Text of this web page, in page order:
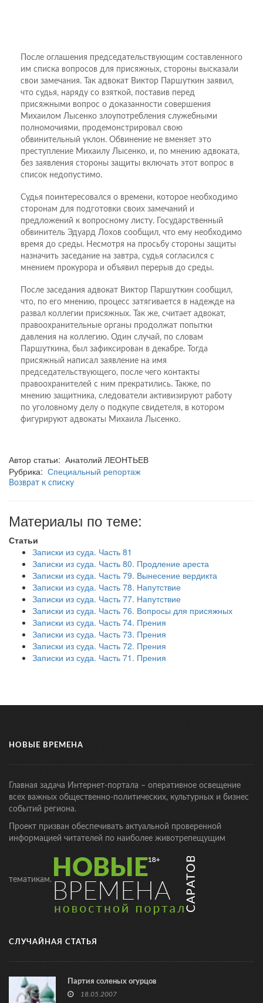
После оглашения председательствующим составленного
им списка вопросов для присяжных, стороны высказали
свои замечания. Так адвокат Виктор Паршуткин заявил,
что судья, наряду со взяткой, поставив перед
присяжными вопрос о доказанности совершения
Михаилом Лысенко злоупотребления служебными
полномочиями, продемонстрировал свою
обвинительный уклон. Обвинение не вменяет это
преступление Михаилу Лысенко, и, по мнению адвоката,
без заявления стороны защиты включать этот вопрос в
список недопустимо.
Судья поинтересовался о времени, которое необходимо
сторонам для подготовки своих замечаний и
предложений к вопросному листу. Государственный
обвинитель Эдуард Лохов сообщил, что ему необходимо
время до среды. Несмотря на просьбу стороны защиты
назначить заседание на завтра, судья согласился с
мнением прокурора и объявил перерыв до среды.
После заседания адвокат Виктор Паршуткин сообщил,
что, по его мнению, процесс затягивается в надежде на
развал коллегии присяжных. Так же, считает адвокат,
правоохранительные органы продолжат попытки
давления на коллегию. Один случай, по словам
Паршуткина, был зафиксирован в декабре. Тогда
присяжный написал заявление на имя
председательствующего, после чего контакты
правоохранителей с ним прекратились. Также, по
мнению защитника, следователи активизируют работу
по уголовному делу о подкупе свидетеля, в котором
фигурируют адвокаты Михаила Лысенко.
Автор статьи: Анатолий ЛЕОНТЬЕВ
Рубрика: Специальный репортаж
Возврат к списку
Материалы по теме:
Статьи
Записки из суда. Часть 81
Записки из суда. Часть 80. Продление ареста
Записки из суда. Часть 79. Вынесение вердикта
Записки из суда. Часть 78. Напутствие
Записки из суда. Часть 77. Напутствие
Записки из суда. Часть 76. Вопросы для присяжных
Записки из суда. Часть 74. Прения
Записки из суда. Часть 73. Прения
Записки из суда. Часть 72. Прения
Записки из суда. Часть 71. Прения
НОВЫЕ ВРЕМЕНА
Главная задача Интернет-портала – оперативное освещение
всех важных общественно-политических, культурных и бизнес
событий региона.
Проект призван обеспечивать актуальной проверенной
информацией читателей по наиболее животрепещущим
тематикам.
СЛУЧАЙНАЯ СТАТЬЯ
Партия соленых огурцов
18.05.2007